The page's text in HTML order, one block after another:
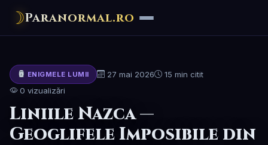
☽Paranormal.ro
ENIGMELE LUMII 27 mai 2026
15 min citit
0 vizualizări
Liniile Nazca —
Geoglifele Imposibile din